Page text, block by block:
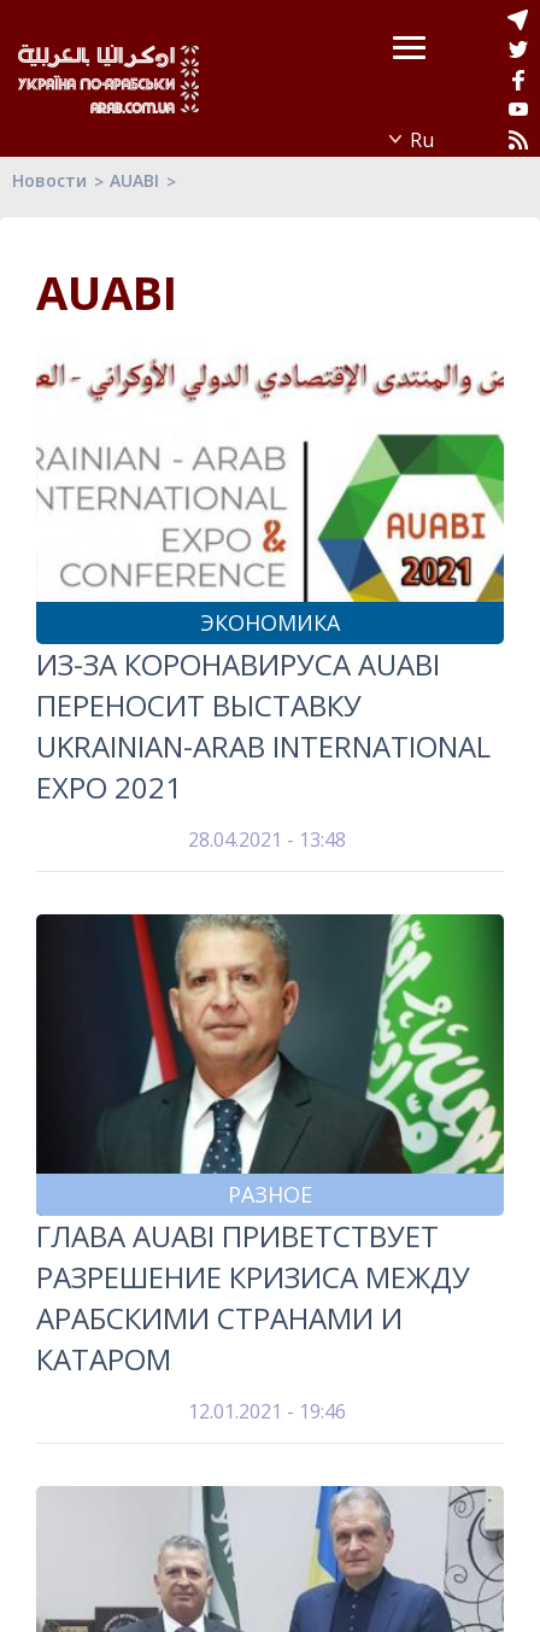
Новости AUABI
AUABI
ЭКОНОМИКА
ИЗ-ЗА КОРОНАВИРУСА AUABI
ПЕРЕНОСИТ ВЫСТАВКУ
UKRAINIAN-ARAB INTERNATIONAL
EXPO 2021
28.04.2021 - 13:48
РАЗНОЕ
ГЛАВА AUABI ПРИВЕТСТВУЕТ
РАЗРЕШЕНИЕ КРИЗИСА МЕЖДУ
АРАБСКИМИ СТРАНАМИ И
КАТАРОМ
12.01.2021 - 19:46